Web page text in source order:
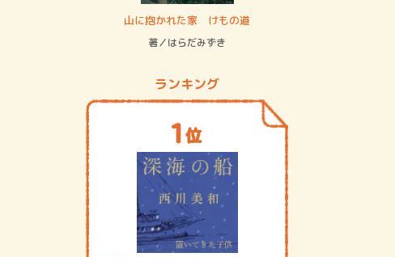
山に抱かれた家 けもの道
著／はらだみずき
ランキング